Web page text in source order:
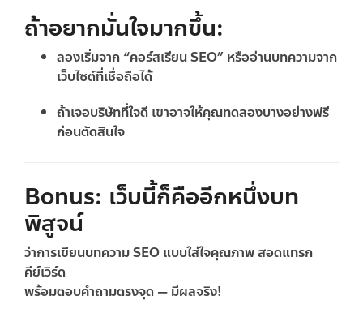
ถ้าอยากมั่นใจมากขึ้น:
ลองเริ่มจาก “คอร์สเรียน SEO” หรืออ่านบทความจาก
เว็บไซต์ที่เชื่อถือได้
ถ้าเจอบริษัทที่ใจดี เขาอาจให้คุณทดลองบางอย่างฟรี
ก่อนตัดสินใจ
Bonus: เว็บนี้ก็คืออีกหนึ่งบท
พิสูจน์
ว่าการเขียนบทความ SEO แบบใส่ใจคุณภาพ สอดแทรก
คีย์เวิร์ด
พร้อมตอบคำถามตรงจุด — มีผลจริง!